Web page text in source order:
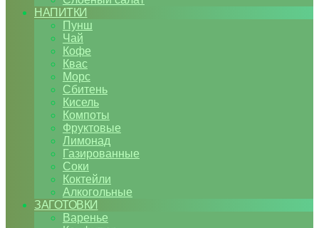
НАПИТКИ
Пунш
Чай
Кофе
Квас
Морс
Сбитень
Кисель
Компоты
Фруктовые
Лимонад
Газированные
Соки
Коктейли
Алкогольные
ЗАГОТОВКИ
Варенье